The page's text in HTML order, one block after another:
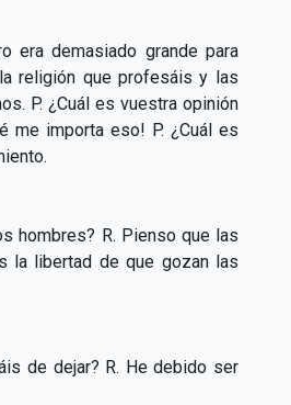
era demasiado grande para
religión que profesáis y las
P. ¿Cuál es vuestra opinión
me importa eso! P. ¿Cuál es
hombres? R. Pienso que las
la libertad de que gozan las
de dejar? R. He debido ser